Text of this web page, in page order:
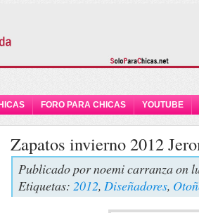
FORO PARA CHICAS YOUTUBE
Zapatos invierno 2012
Publicado pornoemi carranzaon
Etiquetas: 2012, Diseñadores,